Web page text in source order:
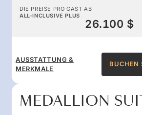
DIE PREISE PRO GAST AB
ALL-INCLUSIVE PLUS
26.100 $
AUSSTATTUNG &
MERKMALE
BUCHEN
MEDALLION